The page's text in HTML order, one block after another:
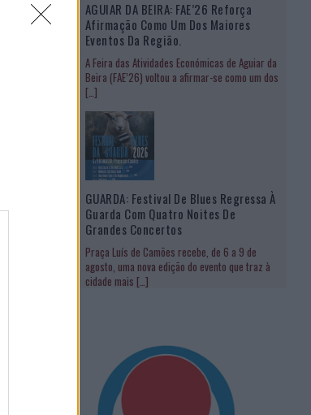
AGUIAR DA BEIRA: FAE’26 Reforça
Afirmação Como Um Dos Maiores
Eventos Da Região.
A Feira das Atividades Económicas de Aguiar da
Beira (FAE’26) voltou a afirmar-se como um dos
[…]
GUARDA: Festival De Blues Regressa À
Guarda Com Quatro Noites De
Grandes Concertos
Praça Luís de Camões recebe, de 6 a 9 de
agosto, uma nova edição do evento que traz à
cidade mais […]